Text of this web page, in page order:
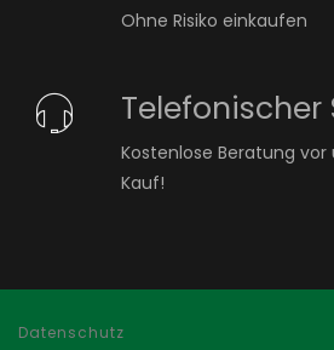
Ohne Risiko einkaufen
Telefonischer
Kostenlose Beratung
Kauf!
Datenschutz